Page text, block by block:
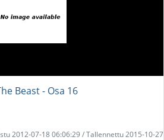
Beast - Osa 16
2012-07-18 06:06:29 / Tallennettu 2015-10-27